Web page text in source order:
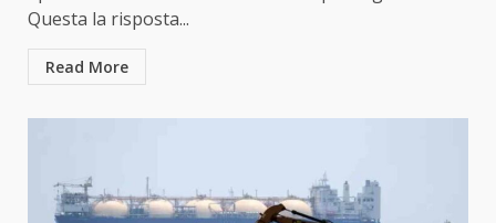
Questa la risposta...
Read More